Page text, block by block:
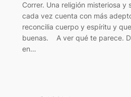
Correr. Una religión misteriosa y
cada vez cuenta con más
reconcilia cuerpo y espíritu y
buenas. A ver qué te parece.
en…